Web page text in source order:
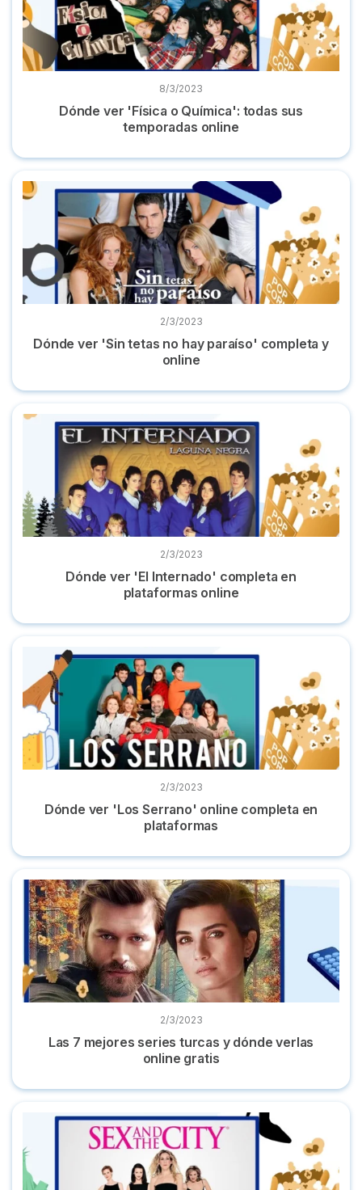
8/3/2023
Dónde ver 'Física o Química': todas sus
temporadas online
Dónde ver 'Sin tetas no hay paraíso' completa y online
2/3/2023
Dónde ver 'Sin tetas no hay paraíso' completa y
online
Dónde ver 'El Internado' completa en plataformas online
2/3/2023
Dónde ver 'El Internado' completa en
plataformas online
Dónde ver 'Los Serrano' online completa en plataformas
2/3/2023
Dónde ver 'Los Serrano' online completa en
plataformas
Las 7 mejores series turcas y dónde verlas online gratis
2/3/2023
Las 7 mejores series turcas y dónde verlas
online gratis
Dónde ver 'Sexo en Nueva York' online la serie completa